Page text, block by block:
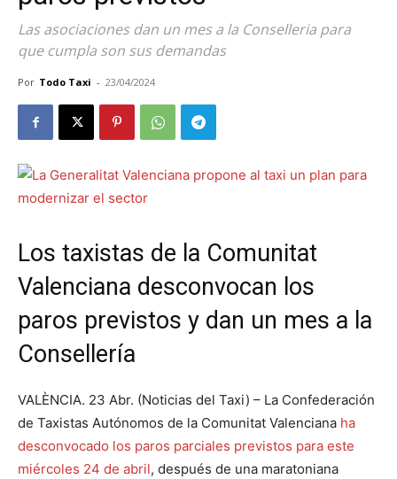
Las asociaciones dan un mes a la Conselleria para
que cumpla son sus demandas
Por Todo Taxi - 23/04/2024
Los taxistas de la Comunitat
Valenciana desconvocan los
paros previstos y dan un mes a la
Consellería
VALÈNCIA. 23 Abr. (Noticias del Taxi) – La Confederación
de Taxistas Autónomos de la Comunitat Valenciana ha
desconvocado los paros parciales previstos para este
miércoles 24 de abril, después de una maratoniana